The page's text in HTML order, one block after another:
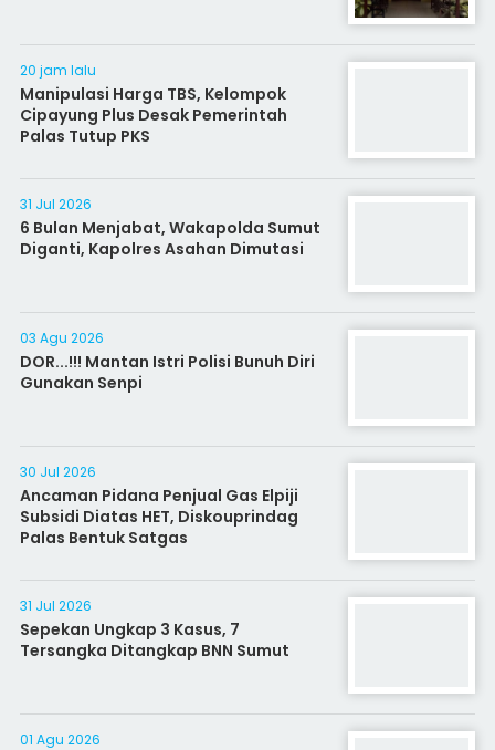
20 jam lalu
Manipulasi Harga TBS, Kelompok
Cipayung Plus Desak Pemerintah
Palas Tutup PKS
31 Jul 2026
6 Bulan Menjabat, Wakapolda Sumut
Diganti, Kapolres Asahan Dimutasi
03 Agu 2026
DOR...!!! Mantan Istri Polisi Bunuh Diri
Gunakan Senpi
30 Jul 2026
Ancaman Pidana Penjual Gas Elpiji
Subsidi Diatas HET, Diskouprindag
Palas Bentuk Satgas
31 Jul 2026
Sepekan Ungkap 3 Kasus, 7
Tersangka Ditangkap BNN Sumut
01 Agu 2026